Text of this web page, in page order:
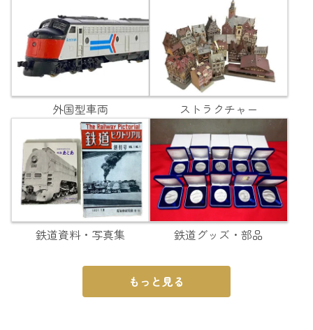
外国型車両 ストラクチャー
鉄道資料・写真集 鉄道グッズ・部品
もっと見る